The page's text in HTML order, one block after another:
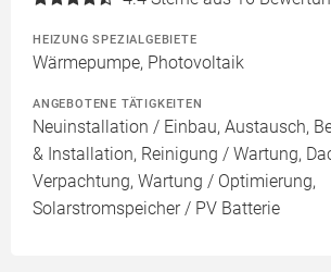
HEIZUNG SPEZIALGEBIETE
Wärmepumpe, Photovoltaik
ANGEBOTENE TÄTIGKEITEN
Neuinstallation / Einbau, Austausch,
& Installation, Reinigung / Wartung,
Verpachtung, Wartung / Optimierung,
Solarstromspeicher / PV Batterie